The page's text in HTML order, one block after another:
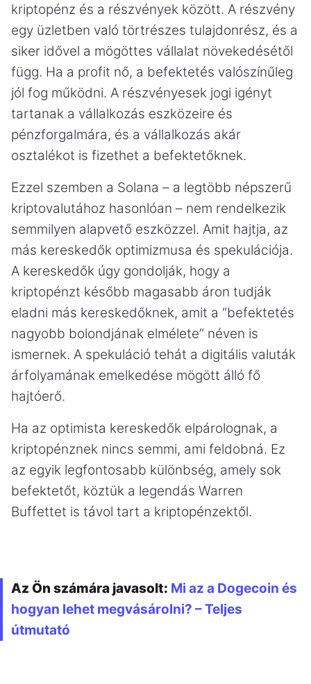
kriptopénz és a részvények között. A részvény
egy üzletben való törtrészes tulajdonrész, és a
siker idővel a mögöttes vállalat növekedésétől
függ. Ha a profit nő, a befektetés valószínűleg
jól fog működni. A részvényesek jogi igényt
tartanak a vállalkozás eszközeire és
pénzforgalmára, és a vállalkozás akár
osztalékot is fizethet a befektetőknek.
Ezzel szemben a Solana – a legtöbb népszerű
kriptovalutához hasonlóan – nem rendelkezik
semmilyen alapvető eszközzel. Amit hajtja, az
más kereskedők optimizmusa és spekulációja.
A kereskedők úgy gondolják, hogy a
kriptopénzt később magasabb áron tudják
eladni más kereskedőknek, amit a “befektetés
nagyobb bolondjának elmélete” néven is
ismernek. A spekuláció tehát a digitális valuták
árfolyamának emelkedése mögött álló fő
hajtóerő.
Ha az optimista kereskedők elpárolognak, a
kriptopénznek nincs semmi, ami feldobná. Ez
az egyik legfontosabb különbség, amely sok
befektetőt, köztük a legendás Warren
Buffettet is távol tart a kriptopénzektől.
Az Ön számára javasolt: Mi az a Dogecoin és
hogyan lehet megvásárolni? – Teljes
útmutató